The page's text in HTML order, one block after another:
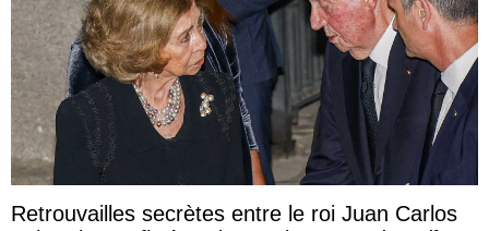
Retrouvailles secrètes entre le roi Juan Carlos